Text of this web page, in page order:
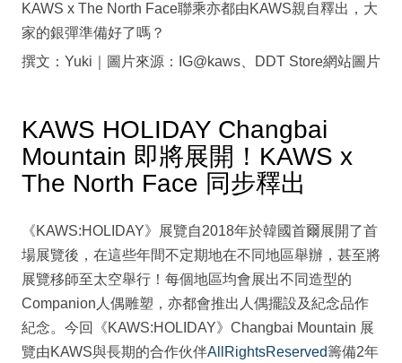
KAWS x The North Face聯乘亦都由KAWS親自釋出，大
家的銀彈準備好了嗎？
撰文：Yuki｜圖片來源：IG@kaws、DDT Store網站圖片
KAWS HOLIDAY Changbai
Mountain 即將展開！KAWS x
The North Face 同步釋出
《KAWS:HOLIDAY》展覽自2018年於韓國首爾展開了首
場展覽後，在這些年間不定期地在不同地區舉辦，甚至將
展覽移師至太空舉行！每個地區均會展出不同造型的
Companion人偶雕塑，亦都會推出人偶擺設及紀念品作
紀念。今回《KAWS:HOLIDAY》Changbai Mountain 展
覽由KAWS與長期的合作伙伴AllRightsReserved籌備2年